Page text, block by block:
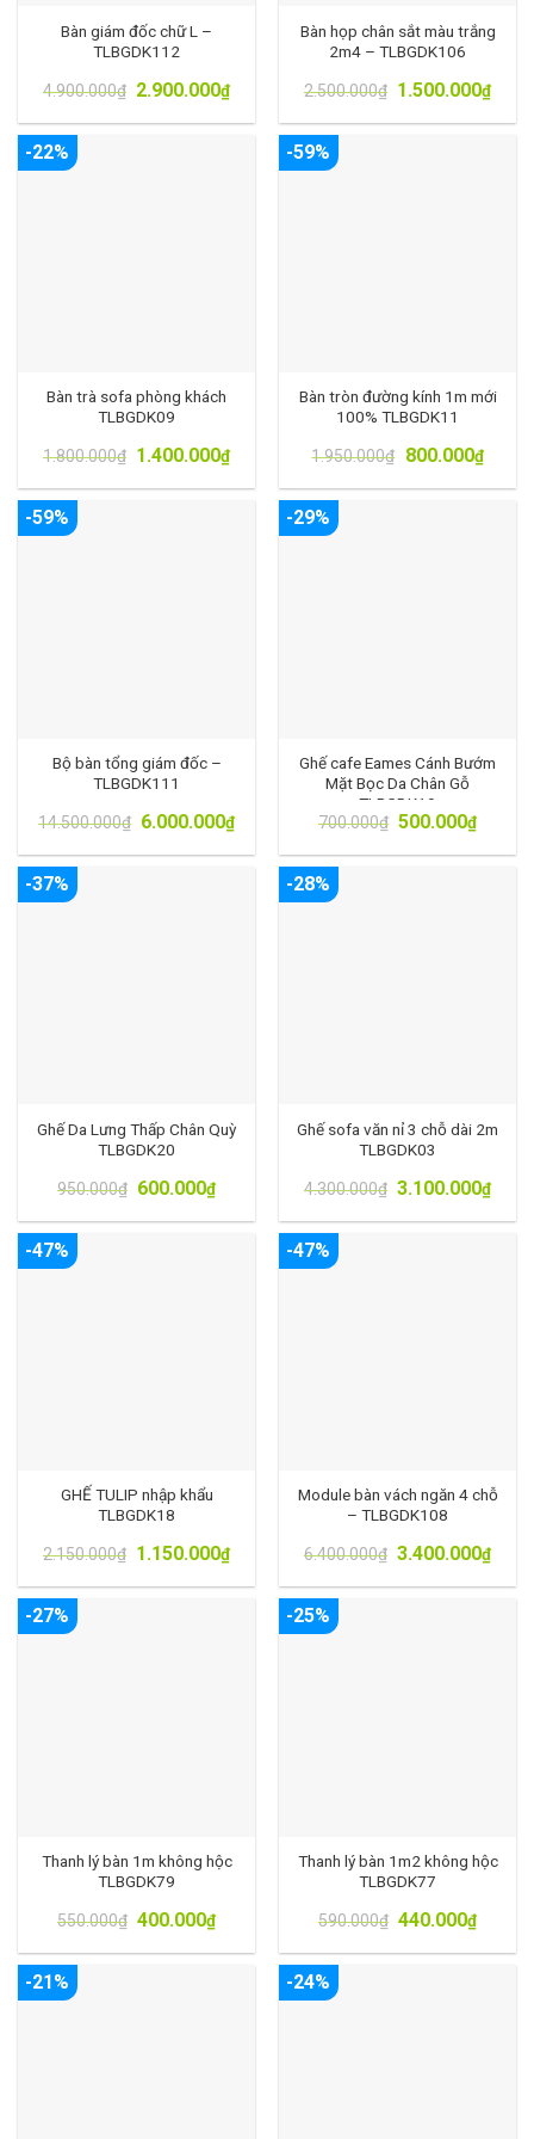
Bàn giám đốc chữ L –
TLBGDK112
4.900.000₫ 2.900.000₫
Bàn họp chân sắt màu trắng
2m4 – TLBGDK106
2.500.000₫ 1.500.000₫
-22%
Bàn trà sofa phòng khách
TLBGDK09
1.800.000₫ 1.400.000₫
-59%
Bàn tròn đường kính 1m mới
100% TLBGDK11
1.950.000₫ 800.000₫
-59%
Bộ bàn tổng giám đốc –
TLBGDK111
14.500.000₫ 6.000.000₫
-29%
Ghế cafe Eames Cánh Bướm
Mặt Bọc Da Chân Gỗ
TLBGDK19
700.000₫ 500.000₫
-37%
Ghế Da Lưng Thấp Chân Quỳ
TLBGDK20
950.000₫ 600.000₫
-28%
Ghế sofa văn nỉ 3 chỗ dài 2m
TLBGDK03
4.300.000₫ 3.100.000₫
-47%
GHẾ TULIP nhập khẩu
TLBGDK18
2.150.000₫ 1.150.000₫
-47%
Module bàn vách ngăn 4 chỗ
– TLBGDK108
6.400.000₫ 3.400.000₫
-27%
Thanh lý bàn 1m không hộc
TLBGDK79
550.000₫ 400.000₫
-25%
Thanh lý bàn 1m2 không hộc
TLBGDK77
590.000₫ 440.000₫
-21% -24%